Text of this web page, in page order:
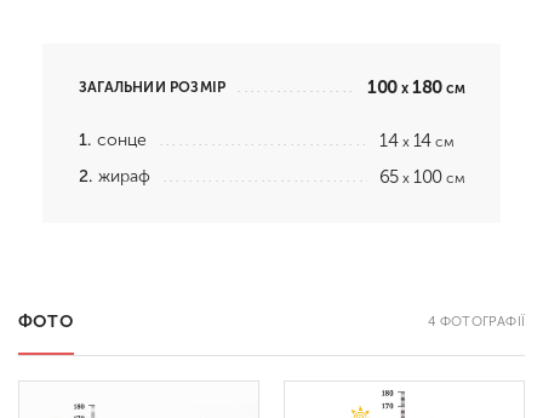
ЗАГАЛЬНИЙ РОЗМІР 100 x180 см
1. сонце 14 x14 см
2. жираф 65 x100 см
ФОТО 4 ФОТОГРАФІЇ